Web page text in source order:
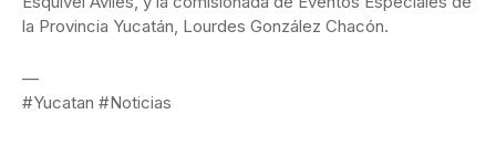
la Provincia Yucatán, Lourdes González Chacón.
—
#Yucatan #Noticias